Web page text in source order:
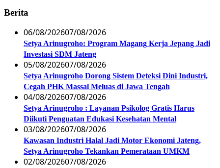
Berita
06/08/202607/08/2026
Setya Arinugroho: Program Magang Kerja Jepang Jadi
Investasi SDM Jateng
05/08/202607/08/2026
Setya Arinugroho Dorong Sistem Deteksi Dini Industri,
Cegah PHK Massal Meluas di Jawa Tengah
04/08/202607/08/2026
Setya Arinugroho : Layanan Psikolog Gratis Harus
Diikuti Penguatan Edukasi Kesehatan Mental
03/08/202607/08/2026
Kawasan Industri Halal Jadi Motor Ekonomi Jateng,
Setya Arinugroho Tekankan Pemerataan UMKM
02/08/202607/08/2026